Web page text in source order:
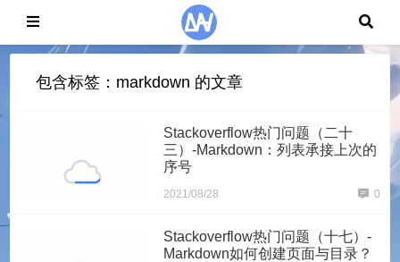
包含标签：markdown 的文章
Stackoverflow热门问题（二十
三）-Markdown：列表承接上次的
序号
2021/08/28 0
Stackoverflow热门问题（十七）-
Markdown如何创建页面与目录？